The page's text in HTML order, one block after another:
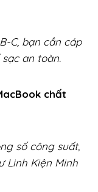
C, bạn cần cáp
sạc an toàn.
chất
số công suất,
Linh Kiện Minh